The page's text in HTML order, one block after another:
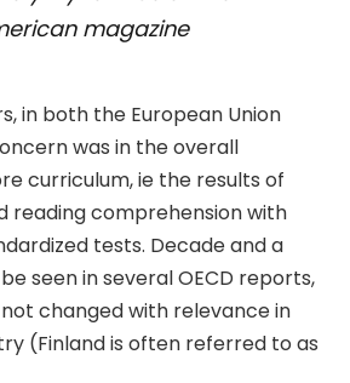
magazine
in both the European Union
was in the overall
curriculum, ie the results of
reading comprehension with
tests. Decade and a
seen in several OECD reports,
changed with relevance in
(Finland is often referred to as